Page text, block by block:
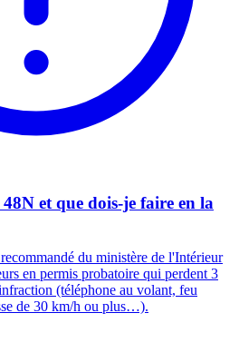
et que dois-je faire en la
du ministère de l'Intérieur
en permis probatoire qui perdent 3
(téléphone au volant, feu
de 30 km/h ou plus…).